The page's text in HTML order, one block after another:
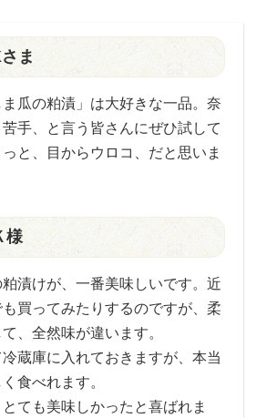
ま
瓜の粕漬」は大好きな一品。奈
手、と言う皆さんにぜひ試して
と、目からウロコ、だと思いま
様
漬けが、一番美味しいです。近
も買ってみたりするのですが、柔
、全然味が違います。
蔵庫に入れておきますが、本当
食べれます。
ても美味しかったと喜ばれま